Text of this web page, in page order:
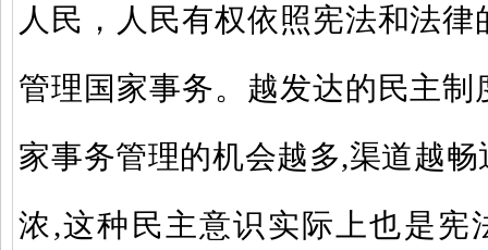
人民，人民有权依照宪法和法
管理国家事务。越发达的民主
家事务管理的机会越多,渠道越
浓,这种民主意识实际上也是宪